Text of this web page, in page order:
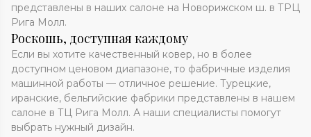
представлены в наших салоне на Новорижском ш. в ТРЦ
Рига Молл.
Роскошь, доступная каждому
Если вы хотите качественный ковер, но в более
доступном ценовом диапазоне, то фабричные изделия
машинной работы — отличное решение. Турецкие,
иранские, бельгийские фабрики представлены в нашем
салоне в ТЦ Рига Молл. А наши специалисты помогут
выбрать нужный дизайн.